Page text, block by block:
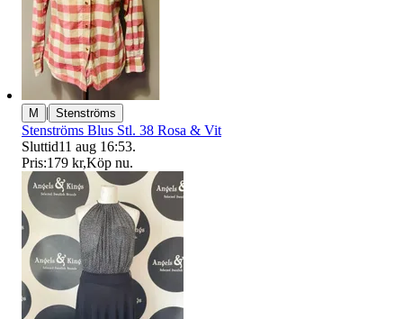
M | Stenströms
Stenströms Blus Stl. 38 Rosa & Vit
Sluttid11 aug 16:53.
Pris:179 kr,Köp nu.